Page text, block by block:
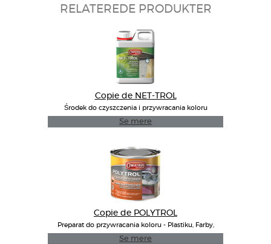
RELATEREDE PRODUKTER
Copie de NET-TROL
Środek do czyszczenia i przywracania koloru
drewna
Se mere
Copie de POLYTROL
Preparat do przywracania koloru - Plastiku, Farby,
GRP, Metalu
Se mere